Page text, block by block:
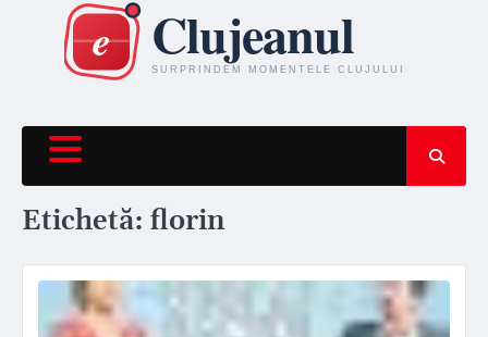
content
Etichetă: florin